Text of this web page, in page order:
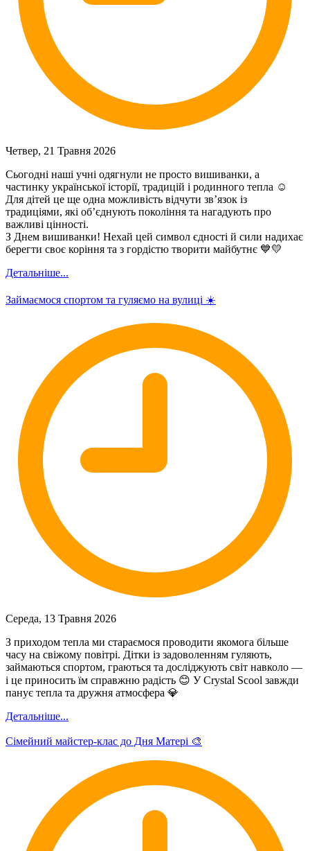
Четвер, 21 Травня 2026
Сьогодні наші учні одягнули не просто вишиванки, а
частинку української історії, традицій і родинного тепла ☺️
Для дітей це ще одна можливість відчути зв’язок із
традиціями, які об’єднують покоління та нагадують про
важливі цінності.
З Днем вишиванки! Нехай цей символ єдності й сили надихає
берегти своє коріння та з гордістю творити майбутнє 💙💛
Детальніше...
Займаємося спортом та гуляємо на вулиці ☀️
Середа, 13 Травня 2026
З приходом тепла ми стараємося проводити якомога більше
часу на свіжому повітрі. Дітки із задоволенням гуляють,
займаються спортом, граються та досліджують світ навколо —
і це приносить їм справжню радість 😊 У Crystal Scool завжди
панує тепла та дружня атмосфера 💎
Детальніше...
Сімейний майстер-клас до Дня Матері 🎨